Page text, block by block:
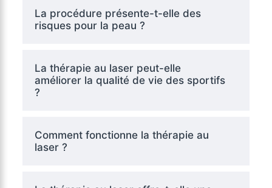
La procédure présente-t-elle des
risques pour la peau ?
La thérapie au laser peut-elle
améliorer la qualité de vie des sportifs
?
Comment fonctionne la thérapie au
laser ?